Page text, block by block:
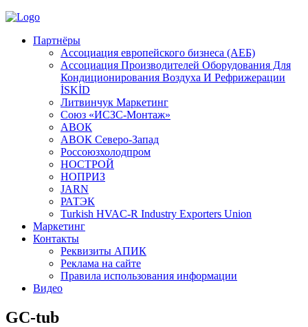
Партнёры
Ассоциация европейского бизнеса (АЕБ)
Aссоциация Производителей Оборудования Для
Кондиционирования Воздуха И Рефрижерации
İSKİD
Литвинчук Маркетинг
Союз «ИСЗС-Монтаж»
АВОК
АВОК Северо-Запад
Россоюзхолодпром
НОСТРОЙ
НОПРИЗ
JARN
РАТЭК
Turkish HVAC-R Industry Exporters Union
Маркетинг
Контакты
Реквизиты АПИК
Реклама на сайте
Правила использования информации
Видео
GC-tub